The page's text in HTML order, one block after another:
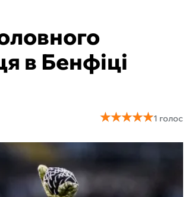
в Бенфіці
★★★★★
★★★★★1 голос